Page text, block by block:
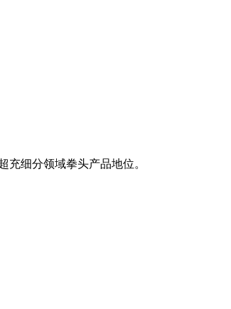
细分领域拳头产品地位。